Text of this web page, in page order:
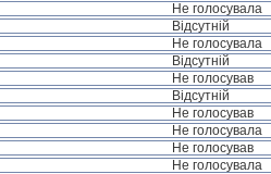
Не голосувала
Відсутній
Не голосувала
Відсутній
Не голосував
Відсутній
Не голосував
Не голосувала
Не голосував
Не голосувала